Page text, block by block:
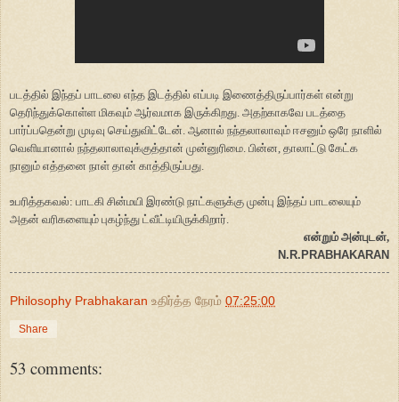
படத்தில் இந்தப் பாடலை எந்த இடத்தில் எப்படி இணைத்திருப்பார்கள் என்று
தெரிந்துக்கொள்ள மிகவும் ஆர்வமாக இருக்கிறது. அதற்காகவே படத்தை
பார்ப்பதென்று முடிவு செய்துவிட்டேன். ஆனால் நந்தலாலாவும் ஈசனும் ஒரே நாளில்
வெளியானால் நந்தலாலாவுக்குத்தான் முன்னுரிமை. பின்ன, தாலாட்டு கேட்க
நானும் எத்தனை நாள் தான் காத்திருப்பது.
உபரித்தகவல்: பாடகி சின்மயி இரண்டு நாட்களுக்கு முன்பு இந்தப் பாடலையும்
அதன் வரிகளையும் புகழ்ந்து ட்வீட்டியிருக்கிறார்.
என்றும் அன்புடன்,
N.R.PRABHAKARAN
Philosophy Prabhakaran உதிர்த்த நேரம் 07:25:00
Share
53 comments: